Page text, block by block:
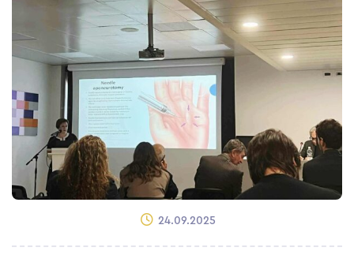
24.09.2025